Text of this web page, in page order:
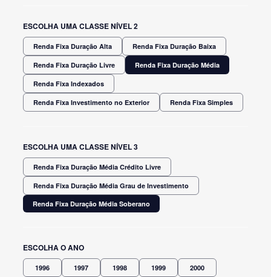
ESCOLHA UMA CLASSE NÍVEL 2
Renda Fixa Duração Alta Renda Fixa Duração Baixa
Renda Fixa Duração Livre Renda Fixa Duração Média
Renda Fixa Indexados
Renda Fixa Investimento no Exterior Renda Fixa Simples
ESCOLHA UMA CLASSE NÍVEL 3
Renda Fixa Duração Média Crédito Livre
Renda Fixa Duração Média Grau de Investimento
Renda Fixa Duração Média Soberano
ESCOLHA O ANO
1996 1997 1998 1999 2000